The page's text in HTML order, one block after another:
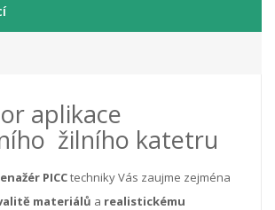
aplikace
žilního katetru
PICCtechniky Vás zaujme zejména
materiálů a realistickému